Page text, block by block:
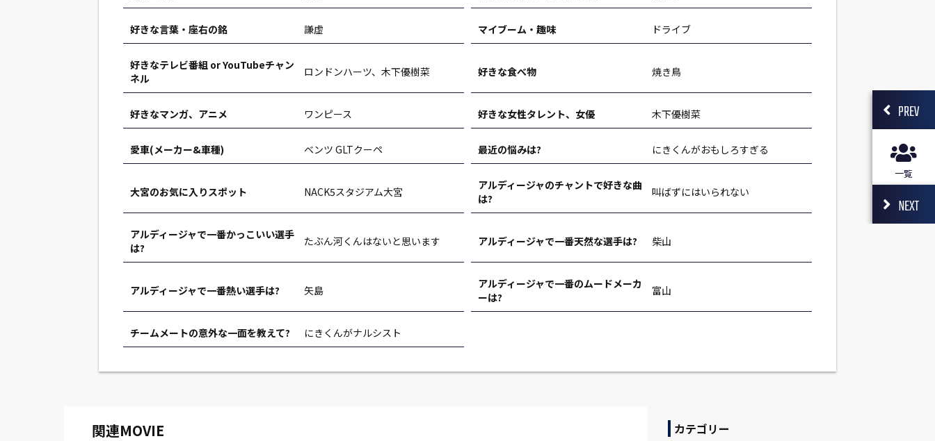
好きな言葉・座右の銘 謙虚 マイブーム・趣味 ドライブ
好きなテレビ番組 or YouTubeチャン
ネル
ロンドンハーツ、木下優樹菜 好きな食べ物 焼き鳥
好きなマンガ、アニメ ワンピース 好きな女性タレント、女優 木下優樹菜
愛車(メーカー&車種) ベンツ GLTクーペ 最近の悩みは? にきくんがおもしろすぎる
大宮のお気に入りスポット NACK5スタジアム大宮
アルディージャのチャントで好きな曲
は?
叫ばずにはいられない
アルディージャで一番かっこいい選手
は?
たぶん河くんはないと思います アルディージャで一番天然な選手は? 柴山
アルディージャで一番熱い選手は? 矢島
アルディージャで一番のムードメーカ
ーは?
富山
チームメートの意外な一面を教えて? にきくんがナルシスト
関連MOVIE カテゴリー
PREV
一覧
NEXT